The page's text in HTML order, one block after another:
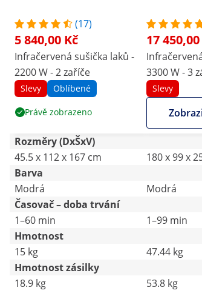
(17)
5 840,00 Kč
Infračervená sušička laků -
2200 W - 2 zaříče
Slevy Oblíbené
Právě zobrazeno
17
3300 W - 3
Slevy
Rozměry (DxŠxV)
45.5 x 112 x 167 cm
180 x 99 x
Barva
Modrá
Modrá
Časovač – doba trvání
1–60 min
1–99 min
Hmotnost
15 kg
47.44 kg
Hmotnost zásilky
18.9 kg
53.8 kg